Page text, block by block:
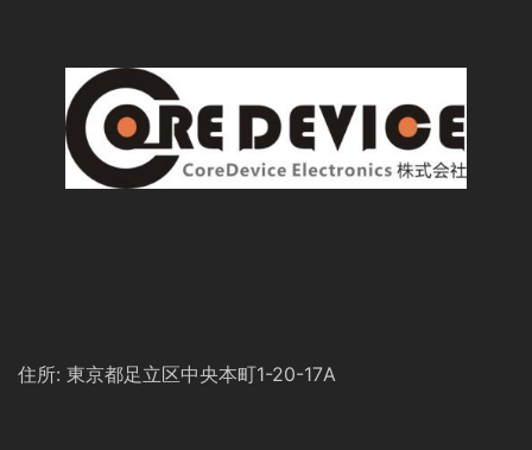
住所: 東京都足立区中央本町1-20-17A